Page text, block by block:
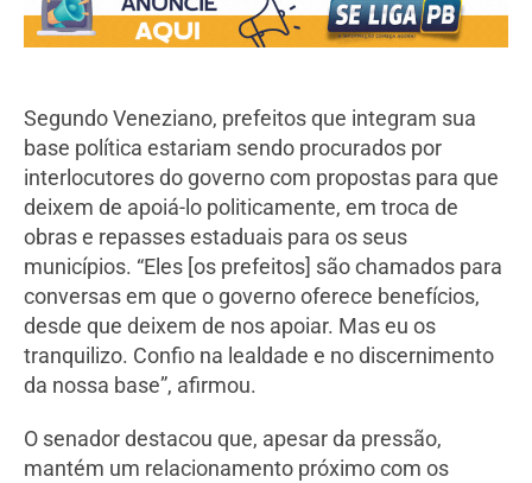
Segundo Veneziano, prefeitos que integram sua
base política estariam sendo procurados por
interlocutores do governo com propostas para que
deixem de apoiá-lo politicamente, em troca de
obras e repasses estaduais para os seus
municípios. “Eles [os prefeitos] são chamados para
conversas em que o governo oferece benefícios,
desde que deixem de nos apoiar. Mas eu os
tranquilizo. Confio na lealdade e no discernimento
da nossa base”, afirmou.
O senador destacou que, apesar da pressão,
mantém um relacionamento próximo com os